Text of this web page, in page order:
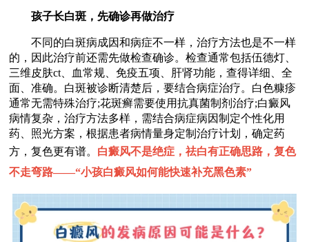
孩子长白斑，先确诊再做治疗
不同的白斑病成因和病症不一样，治疗方法也是不一样
的，因此治疗前还需先做检查确诊。检查通常包括伍德灯、
三维皮肤ct、血常规、免疫五项、肝肾功能，查得详细、全
面、准确。白斑被诊断清楚后，要结合病症治疗。白色糠疹
通常无需特殊治疗;花斑癣需要使用抗真菌制剂治疗;白癜风
病情复杂，治疗方法多样，需结合病症病因制定个性化用
药、照光方案，根据患者病情量身定制治疗计划，确定药
方，复色更有谱。 白癜风不是绝症，祛白有正确思路，复色
不走弯路——“小孩白癜风如何能快速补充黑色素”